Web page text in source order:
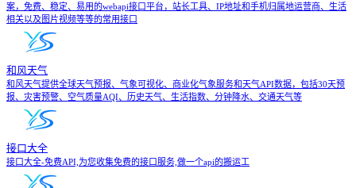
案，免费、稳定、易用的webapi接口平台，站长工具、IP地址和手机归属地运营商、生活
相关以及图片视频等等的常用接口
和风天气
和风天气提供全球天气预报、气象可视化、商业化气象服务和天气API数据，包括30天预
报、灾害预警、空气质量AQI、历史天气、生活指数、分钟降水、交通天气等
接口大全
接口大全-免费API,为您收集免费的接口服务,做一个api的搬运工